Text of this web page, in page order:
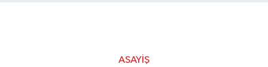
ASAYIŞ